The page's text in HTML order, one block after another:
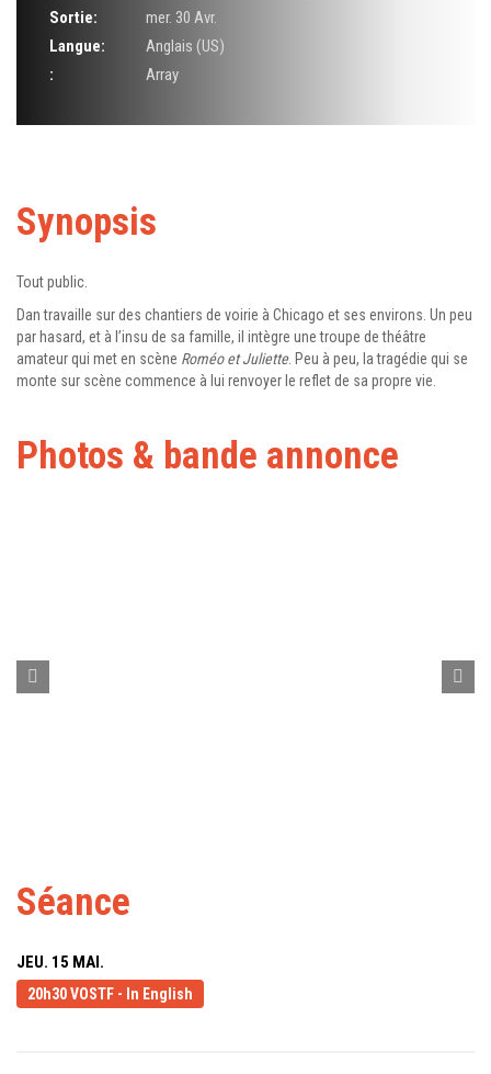
Sortie:
mer. 30 Avr.
Langue:
Anglais (US)
:
Array
Synopsis
Tout public.
Dan travaille sur des chantiers de voirie à Chicago et ses environs. Un peu
par hasard, et à l’insu de sa famille, il intègre une troupe de théâtre
amateur qui met en scène Roméo et Juliette. Peu à peu, la tragédie qui se
monte sur scène commence à lui renvoyer le reflet de sa propre vie.
Photos & bande annonce
Séance
JEU. 15 MAI.
20h30 VOSTF - In English